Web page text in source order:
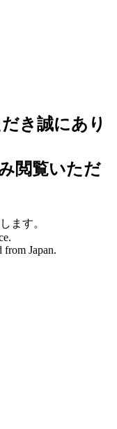
き誠にあり
閲覧いただ
ます。
from Japan.